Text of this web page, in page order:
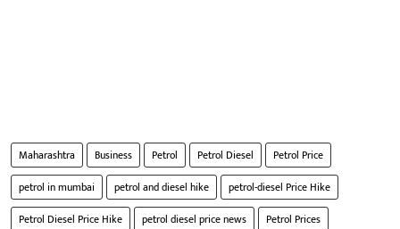
Maharashtra Business Petrol Petrol Diesel
Petrol Price
petrol in mumbai
petrol and diesel hike
petrol-diesel Price Hike
Petrol Diesel Price Hike
petrol diesel price news Petrol Prices